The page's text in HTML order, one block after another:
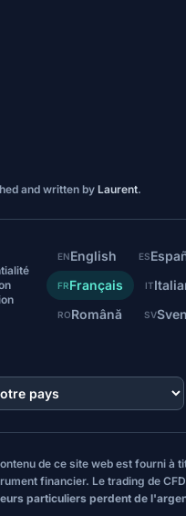
and written by Laurent.
ENEnglish ES
FRFrançais IT
RORomână SV
de ce site web est fourni à
financier. Le trading de
particuliers perdent de